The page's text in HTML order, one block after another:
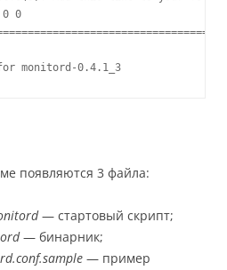
0
monitord-0.4.1_3
появляются 3 файла:
— стартовый скрипт;
— бинарник;
— пример